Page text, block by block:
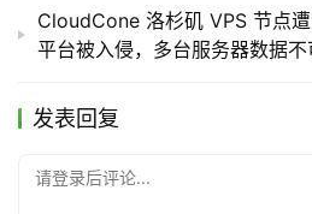
交
流
LA VPSs will remain offline
Incident Analysis
We identified that a third-party
CloudCone 洛杉矶 VPS 节点
平台被入侵，多台服务器数据
发表回复
请登录后评论...